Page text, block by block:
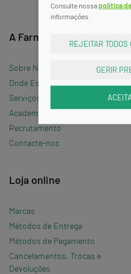
Consulte nossapolítica
informações.
REJEITAR
GERIR
A Farmácia
Sobre Nós
Onde Estamos »
Serviços
Academia Silveira
Recrutamento
Contacte-nos
Loja online
Marcas
Métodos de Entrega
Métodos de Pagamento
Cancelamentos, Trocas e
Devoluções